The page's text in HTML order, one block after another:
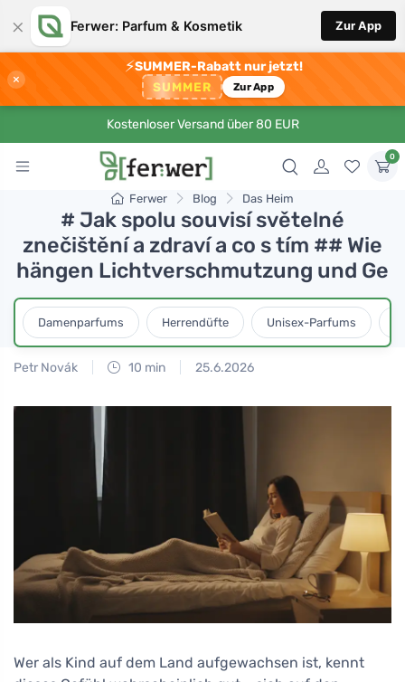
× Ferwer: Parfum & Kosmetik Zur App
×
⚡SUMMER-Rabatt nur jetzt!
SUMMER Zur App
Kostenloser Versand über 80 EUR
0
Ferwer Blog Das Heim
# Jak spolu souvisí světelné
znečištění a zdraví a co s tím ## Wie
hängen Lichtverschmutzung und Ge
Damenparfums Herrendüfte Unisex-Parfums
Petr Novák 10 min 25.6.2026
Wer als Kind auf dem Land aufgewachsen ist, kennt